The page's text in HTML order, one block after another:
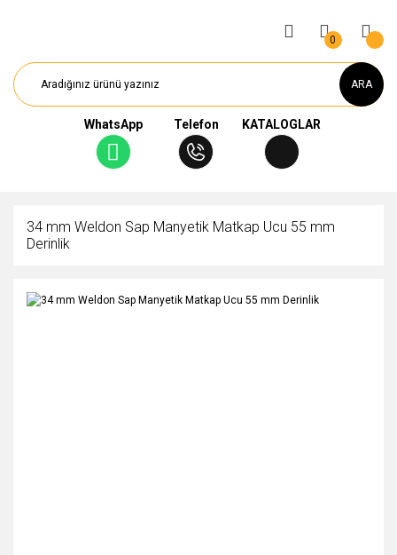
ARA
WhatsApp Telefon KATALOGLAR
0
34 mm Weldon Sap Manyetik Matkap Ucu 55 mm
Derinlik